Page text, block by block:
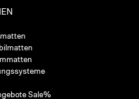
Sale%